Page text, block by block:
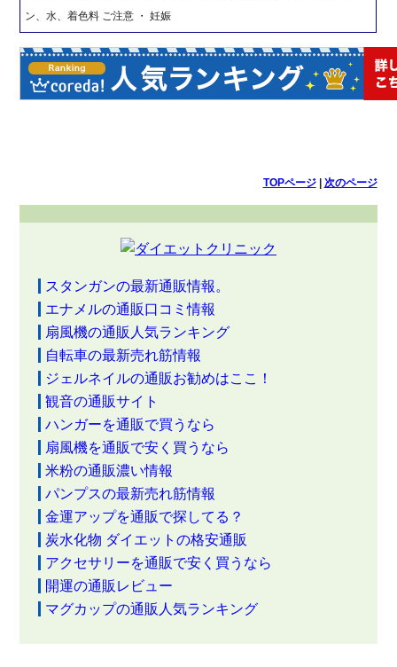
ン、水、着色料 ご注意 ・ 妊娠
TOPページ| 次のページ
スタンガンの最新通販情報。
エナメルの通販口コミ情報
扇風機の通販人気ランキング
自転車の最新売れ筋情報
ジェルネイルの通販お勧めはここ！
観音の通販サイト
ハンガーを通販で買うなら
扇風機を通販で安く買うなら
米粉の通販濃い情報
パンプスの最新売れ筋情報
金運アップを通販で探してる？
炭水化物 ダイエットの格安通販
アクセサリーを通販で安く買うなら
開運の通販レビュー
マグカップの通販人気ランキング